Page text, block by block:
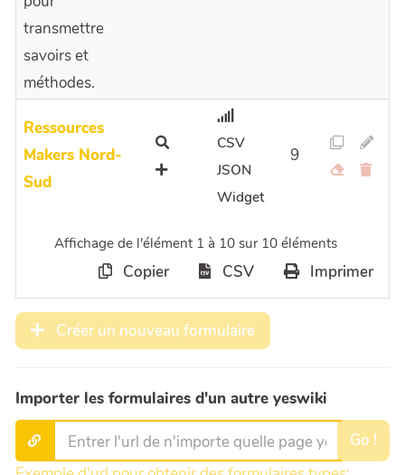
transmettre
savoirs et
méthodes.
Ressources
Makers Nord-
Sud
CSV
JSON
Widget
9
Affichage de l'élément 1 à 10 sur 10 éléments
Copier CSV Imprimer
Créer un nouveau formulaire
Importer les formulaires d'un autre yeswiki
Go !